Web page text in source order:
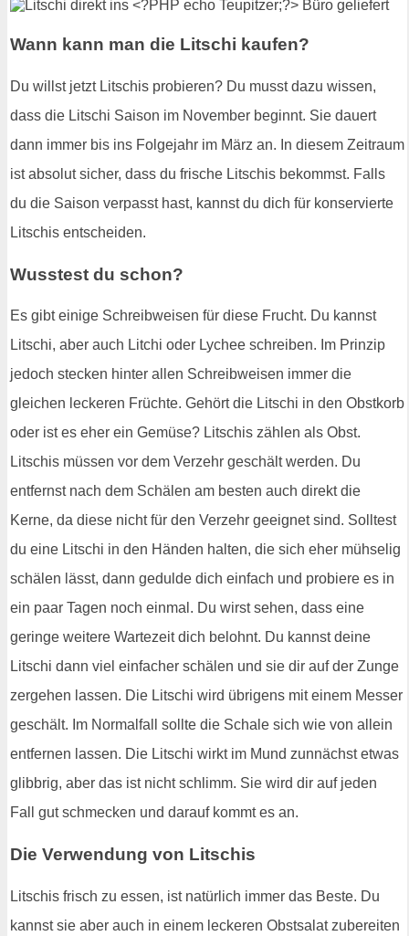
Wann kann man die Litschi kaufen?
Du willst jetzt Litschis probieren? Du musst dazu wissen,
dass die Litschi Saison im November beginnt. Sie dauert
dann immer bis ins Folgejahr im März an. In diesem Zeitraum
ist absolut sicher, dass du frische Litschis bekommst. Falls
du die Saison verpasst hast, kannst du dich für konservierte
Litschis entscheiden.
Wusstest du schon?
Es gibt einige Schreibweisen für diese Frucht. Du kannst
Litschi, aber auch Litchi oder Lychee schreiben. Im Prinzip
jedoch stecken hinter allen Schreibweisen immer die
gleichen leckeren Früchte. Gehört die Litschi in den Obstkorb
oder ist es eher ein Gemüse? Litschis zählen als Obst.
Litschis müssen vor dem Verzehr geschält werden. Du
entfernst nach dem Schälen am besten auch direkt die
Kerne, da diese nicht für den Verzehr geeignet sind. Solltest
du eine Litschi in den Händen halten, die sich eher mühselig
schälen lässt, dann gedulde dich einfach und probiere es in
ein paar Tagen noch einmal. Du wirst sehen, dass eine
geringe weitere Wartezeit dich belohnt. Du kannst deine
Litschi dann viel einfacher schälen und sie dir auf der Zunge
zergehen lassen. Die Litschi wird übrigens mit einem Messer
geschält. Im Normalfall sollte die Schale sich wie von allein
entfernen lassen. Die Litschi wirkt im Mund zunnächst etwas
glibbrig, aber das ist nicht schlimm. Sie wird dir auf jeden
Fall gut schmecken und darauf kommt es an.
Die Verwendung von Litschis
Litschis frisch zu essen, ist natürlich immer das Beste. Du
kannst sie aber auch in einem leckeren Obstsalat zubereiten